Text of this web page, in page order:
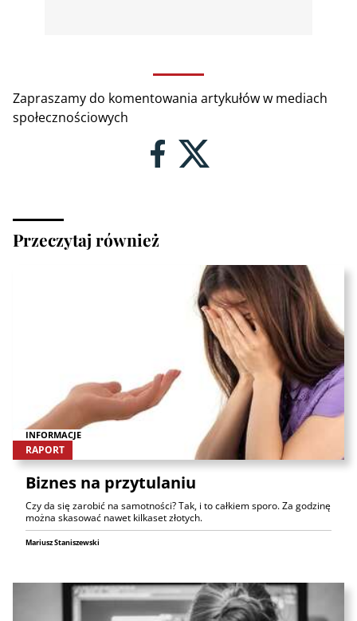
Zapraszamy do komentowania artykułów w mediach
społecznościowych
Przeczytaj również
INFORMACJE
RAPORT
Biznes na przytulaniu
Czy da się zarobić na samotności? Tak, i to całkiem sporo. Za godzinę
można skasować nawet kilkaset złotych.
Mariusz Staniszewski